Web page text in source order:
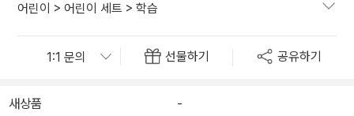
어린이 > 어린이 세트 > 학습
선물하기 공유하기
새상품
-